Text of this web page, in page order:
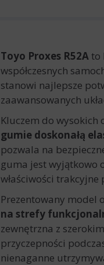
Toyo Proxes R52A to
współczesnych
stanowi najlepsze
zaawansowanych
Kluczem do wysokich
gumie doskonałą
pozwala na
guma jest wyjątkowo
właściwości trakcyjne
Prezentowany model
na strefy
zewnętrzna z
przyczepności
nienaganne